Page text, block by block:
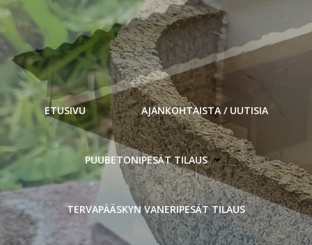
ETUSIVU AJANKOHTAISTA / UUTISIA
PUUBETONIPESÄT TILAUS
TERVAPÄÄSKYN VANERIPESÄT TILAUS